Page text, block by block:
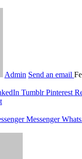
Admin Send an email
Tumblr Pinterest
Messenger